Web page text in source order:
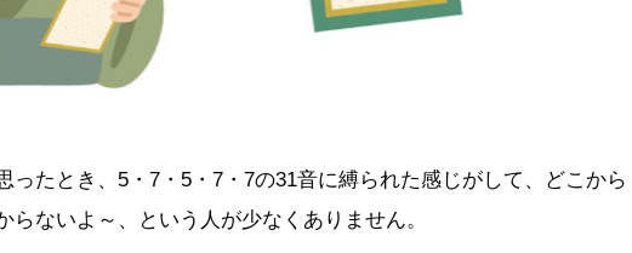
ったとき、5・7・5・7・7の31音に縛られた感じがして、どこから
らないよ～、という人が少なくありません。